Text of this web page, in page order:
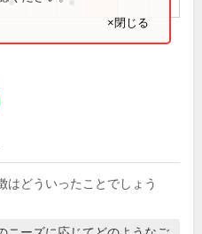
×閉じる
はどういったことでしょう